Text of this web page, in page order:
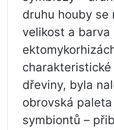
druhu houby se
velikost a barva
dřeviny, byla
obrovská
symbiontů –